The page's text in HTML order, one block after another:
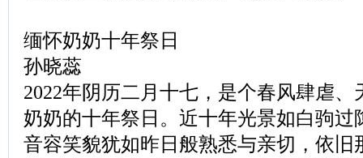
缅怀奶奶十年祭日
孙晓蕊
2022年阴历二月十七，是个春风肆虐
奶奶的十年祭日。近十年光景如白驹过
音容笑貌犹如昨日般熟悉与亲切，依旧